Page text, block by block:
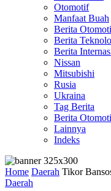
Otomotif
Manfaat Buah
Berita
Berita
Berita
Nissan
Mitsubishi
Rusia
Ukraina
Tag Berita
Berita
Lainnya
Indeks
Home Daerah Tikor
Daerah